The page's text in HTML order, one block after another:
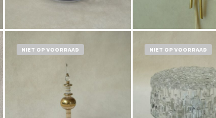
NIET OP VOORRAAD NIET OP VOORRAAD